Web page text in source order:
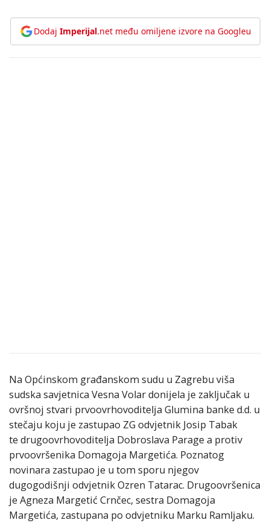
Dodaj Imperijal.net među omiljene izvore na Googleu
Na Općinskom građanskom sudu u Zagrebu viša
sudska savjetnica Vesna Volar donijela je zaključak u
ovršnoj stvari prvoovrhovoditelja Glumina banke d.d. u
stečaju koju je zastupao ZG odvjetnik Josip Tabak
te drugoovrhovoditelja Dobroslava Parage a protiv
prvoovršenika Domagoja Margetića. Poznatog
novinara zastupao je u tom sporu njegov
dugogodišnji odvjetnik Ozren Tatarac. Drugoovršenica
je Agneza Margetić Crnčec, sestra Domagoja
Margetića, zastupana po odvjetniku Marku Ramljaku.